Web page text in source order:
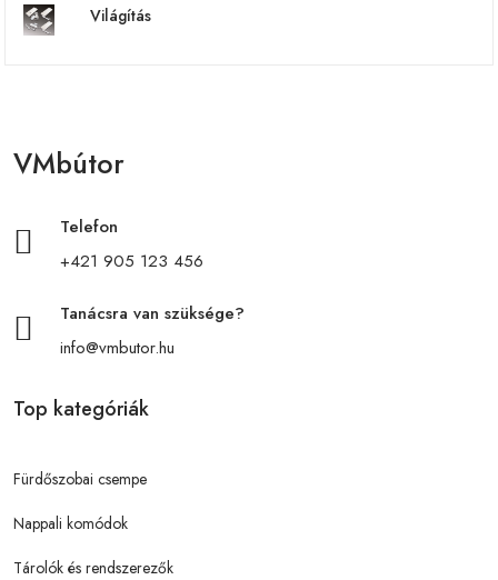
Világítás
VMbútor
Telefon
+421 905 123 456
Tanácsra van szüksége?
info@vmbutor.hu
Top kategóriák
Fürdőszobai csempe
Nappali komódok
Tárolók és rendszerezők